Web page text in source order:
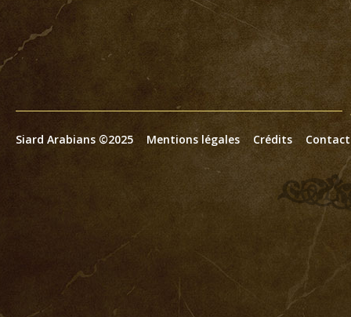
Siard Arabians ©2025 Mentions légales Crédits Contact